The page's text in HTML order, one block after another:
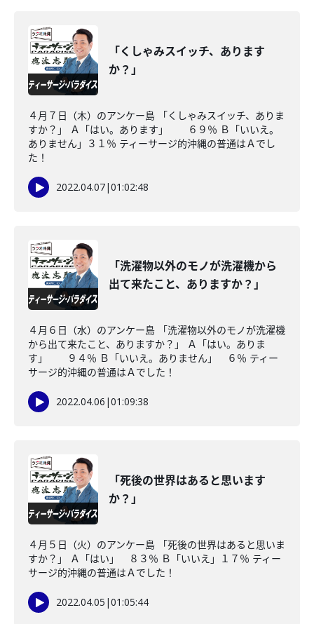
「くしゃみスイッチ、あります
か？」
４月７日（木）のアンケー島 「くしゃみスイッチ、ありま
すか？」 Ａ「はい。あります」 ６９％ Ｂ「いいえ。
ありません」３１％ ティーサージ的沖縄の普通はＡでし
た！
2022.04.07|01:02:48
「洗濯物以外のモノが洗濯機から
出て来たこと、ありますか？」
４月６日（水）のアンケー島 「洗濯物以外のモノが洗濯機
から出て来たこと、ありますか？」 Ａ「はい。ありま
す」 ９４％ Ｂ「いいえ。ありません」 ６％ ティー
サージ的沖縄の普通はＡでした！
2022.04.06 |01:09:38
「死後の世界はあると思います
か？」
４月５日（火）のアンケー島 「死後の世界はあると思いま
すか？」 Ａ「はい」 ８３％ Ｂ「いいえ」１７％ ティー
サージ的沖縄の普通はＡでした！
2022.04.05 |01:05:44